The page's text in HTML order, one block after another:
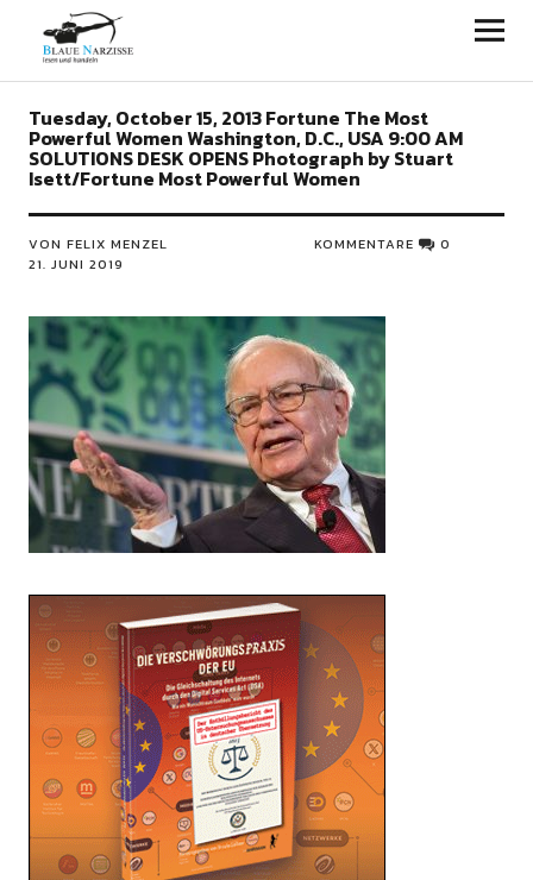
Blaue Narzisse
Tuesday, October 15, 2013 Fortune The Most
Powerful Women Washington, D.C., USA 9:00 AM
SOLUTIONS DESK OPENS Photograph by Stuart
Isett/Fortune Most Powerful Women
VON FELIX MENZEL
21. JUNI 2019
KOMMENTARE 0